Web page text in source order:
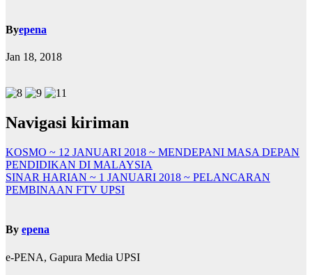
Byepena
Jan 18, 2018
Navigasi kiriman
KOSMO ~ 12 JANUARI 2018 ~ MENDEPANI MASA DEPAN
PENDIDIKAN DI MALAYSIA
SINAR HARIAN ~ 1 JANUARI 2018 ~ PELANCARAN
PEMBINAAN FTV UPSI
By epena
e-PENA, Gapura Media UPSI